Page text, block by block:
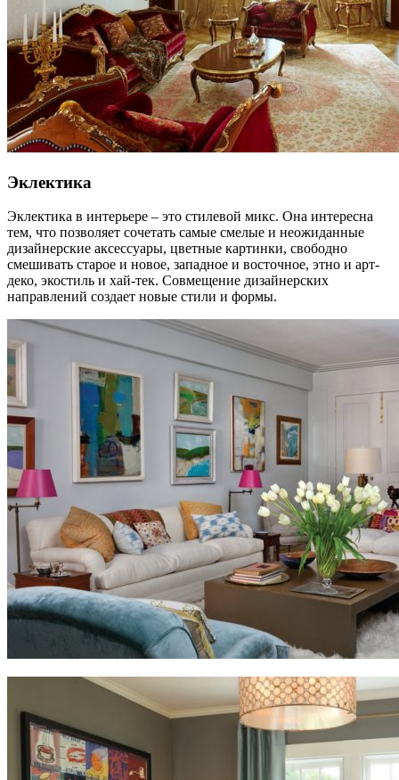
Эклектика
Эклектика в интерьере – это стилевой микс. Она интересна
тем, что позволяет сочетать самые смелые и неожиданные
дизайнерские аксессуары, цветные картинки, свободно
смешивать старое и новое, западное и восточное, этно и арт-
деко, экостиль и хай-тек. Совмещение дизайнерских
направлений создает новые стили и формы.